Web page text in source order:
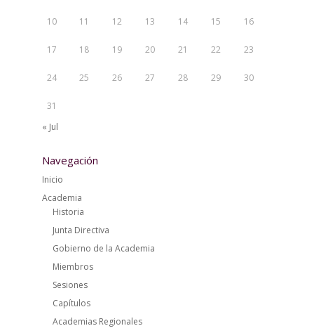
10 11 12 13 14 15 16
17 18 19 20 21 22 23
24 25 26 27 28 29 30
31
« Jul
Navegación
Inicio
Academia
Historia
Junta Directiva
Gobierno de la Academia
Miembros
Sesiones
Capítulos
Academias Regionales